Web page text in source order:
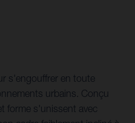
s'engouffrer en toute
urbains. Conçu
forme s'unissent avec